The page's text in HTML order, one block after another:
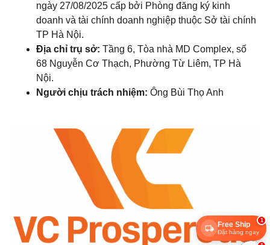
ngày 27/08/2025 cấp bởi Phòng đăng ký kinh
doanh và tài chính doanh nghiệp thuộc Sở tài chính
TP Hà Nội.
Địa chỉ trụ sở: Tầng 6, Tòa nhà MD Complex, số
68 Nguyễn Cơ Thạch, Phường Từ Liêm, TP Hà
Nội.
Người chịu trách nhiệm: Ông Bùi Thọ Anh
1
Free Ship
Đặt hàng ngay